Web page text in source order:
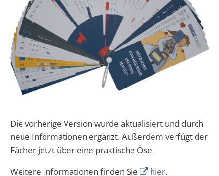
Die vorherige Version wurde aktualisiert und durch
neue Informationen ergänzt. Außerdem verfügt der
Fächer jetzt über eine praktische Öse.
Weitere Informationen finden Sie
hier.